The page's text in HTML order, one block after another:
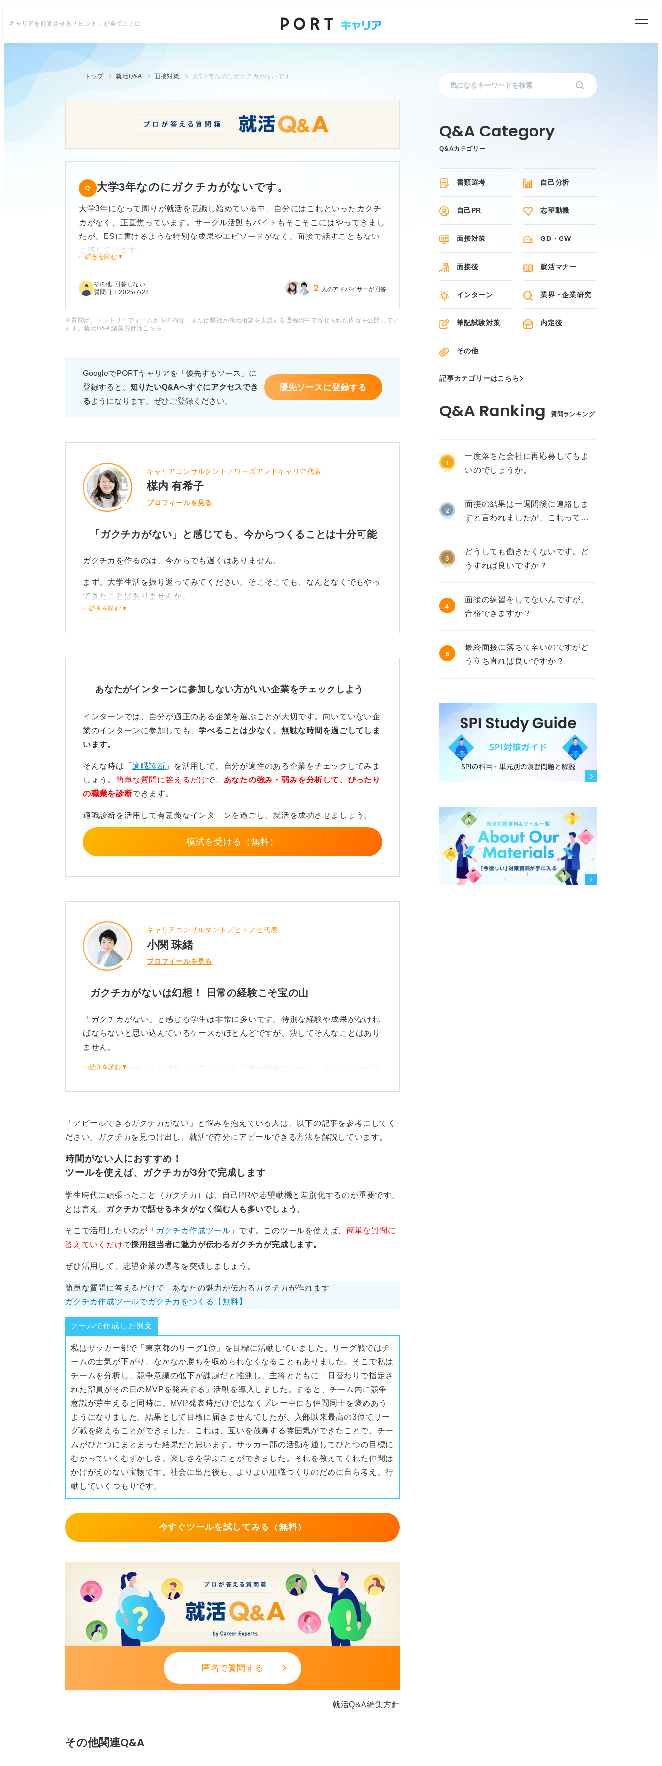
キャリアを前進させる「ヒント」が全てここに
トップ 就活Q&A 面接対策 大学3年なのにガクチカがないです。
大学3年なのにガクチカがないです。
大学3年になって周りが就活を意識し始めている中、自分にはこれといったガクチ
カがなく、正直焦っています。サークル活動もバイトもそこそこにはやってきまし
たが、ESに書けるような特別な成果やエピソードがなく、面接で話すこともない
と感じています。
をお願いします。
⋯続きを読む▼
その他 回答しない
質問日：2025/7/28 2 人のアドバイザーが回答
※質問は、エントリーフォームからの内容、または弊社が就活相談を実施する過程の中で寄せられた内容を公開してい
ます。就活Q&A 編集方針は こちら
GoogleでPORTキャリアを「優先するソース」に
登録すると、 知りたいQ&Aへすぐにアクセスでき
るようになります。ぜひご登録ください。
優先ソースに登録する
キャリアコンサルタント／ワーズアンドキャリア代表
楳内 有希子
プロフィールを見る
「ガクチカがない」と感じても、今からつくることは十分可能
ガクチカを作るのは、今からでも遅くはありません。
まず、大学生活を振り返ってみてください。そこそこでも、なんとなくでもやっ
てきたことはありませんか。
関係など、小さな出来事を丁寧に振り返ることで立派なガクチカになります。
や大学活動など小さなプロジェクトに自分からかかわってみる、なども有効な手
段だといえます。
就職活動のなかから自分の強みや関心を深堀するのも良いです。
そのなかで大切なのは、好成績や成果を目指すことではなく、どのような姿勢で
周りと比べたり、振り回される必要はありません。今から自分ができる一歩を丁
寧に積み重ねていきましょう。ガクチカは今この瞬間からでも、作ることができ
ますよ。
⋯続きを読む▼
あなたがインターンに参加しない方がいい企業をチェックしよう
インターンでは、自分が適正のある企業を選ぶことが大切です。向いていない企
業のインターンに参加しても、学べることは少なく、無駄な時間を過ごしてしま
います。
そんな時は「 適職診断 」を活用して、自分が適性のある企業をチェックしてみま
しょう。簡単な質問に答えるだけで、 あなたの強み・弱みを分析して、ぴったり
の職業を診断できます。
適職診断を活用して有意義なインターンを過ごし、就活を成功させましょう。
模試を受ける（無料）
キャリアコンサルタント／ヒトノビ代表
小関 珠緒
プロフィールを見る
ガクチカがないは幻想！ 日常の経験こそ宝の山
「ガクチカがない」と感じる学生は非常に多いです。特別な経験や成果がなけれ
ばならないと思い込んでいるケースがほとんどですが、決してそんなことはあり
ません。
アルバイトやサークル活動、学業といった日常の経験のなかに、あなたなりの工
ったか」を言語化できるかどうかです。ありふれた経験でも、視点を変えれば十
分に評価される内容になります。
結果よりプロセスが重要！ 今から作ることも検討してみよう
ことが重要です。
焦らずご自身の経験を深掘りしてみてください。
とで、成長意欲のある人物としてポジティブな印象を与えることができます。
0
⋯続きを読む▼
「アピールできるガクチカがない」と悩みを抱えている人は、以下の記事を参考にしてく
ださい。ガクチカを見つけ出し、就活で存分にアピールできる方法を解説しています。
時間がない人におすすめ！
ツールを使えば、ガクチカが3分で完成します
学生時代に頑張ったこと（ガクチカ）は、自己PRや志望動機と差別化するのが重要です。
とは言え、
ガクチカで話せるネタがなく悩む人も多いでしょう。
そこで活用したいのが「 ガクチカ作成ツール 」です。このツールを使えば、簡単な質問に
答えていくだけで採用担当者に魅力が伝わるガクチカが完成します。
ぜひ活用して、志望企業の選考を突破しましょう。
簡単な質問に答えるだけで、あなたの魅力が伝わるガクチカが作れます。
ガクチカ作成ツールでガクチカをつくる【無料】
ツールで作成した例文
私はサッカー部で「東京都のリーグ1位」を目標に活動していました。リーグ戦ではチ
ームの士気が下がり、なかなか勝ちを収められなくなることもありました。そこで私は
チームを分析し、競争意識の低下が課題だと推測し、主将とともに「日替わりで指定さ
れた部員がその日のMVPを発表する」活動を導入しました。すると、チーム内に競争
意識が芽生えると同時に、MVP発表時だけではなくプレー中にも仲間同士を褒めあう
ようになりました。結果として目標に届きませんでしたが、入部以来最高の3位でリー
グ戦を終えることができました。これは、互いを鼓舞する雰囲気ができたことで、チー
ムがひとつにまとまった結果だと思います。サッカー部の活動を通してひとつの目標に
むかっていくむずかしさ、楽しさを学ぶことができました。それを教えてくれた仲間は
かけがえのない宝物です。社会に出た後も、よりよい組織づくりのだめに自ら考え、行
動していくつもりです。
今すぐツールを試してみる（無料）
匿名で質問する
就活Q&A編集方針
その他関連Q&A
Q&Aカテゴリー
書類選考 自己分析
自己PR 志望動機
面接対策 GD・GW
面接後 就活マナー
インターン 業界・企業研究
筆記試験対策 内定後
その他
記事カテゴリーはこちら
質問ランキング
1
一度落ちた会社に再応募してもよ
いのでしょうか。
2
面接の結果は一週間後に連絡しま
すと言われましたが、これって不
3
どうしても働きたくないです。ど
うすれば良いですか？
4
面接の練習をしてないんですが、
合格できますか？
5
最終面接に落ちて辛いのですがど
う立ち直れば良いですか？